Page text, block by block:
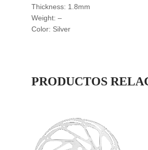
Thickness: 1.8mm
Weight: –
Color: Silver
PRODUCTOS